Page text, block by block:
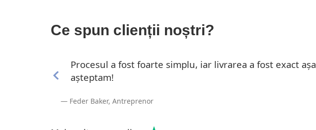
Ce spun clienții noștri?
Procesul a fost foarte simplu, iar livrarea a fost exact
așteptam!
Feder Baker, Antreprenor